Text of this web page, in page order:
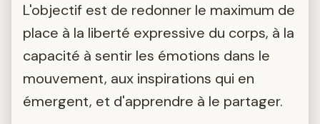
L'objectif est de redonner le maximum de
place à la liberté expressive du corps, à la
capacité à sentir les émotions dans le
mouvement, aux inspirations qui en
émergent, et d'apprendre à le partager.